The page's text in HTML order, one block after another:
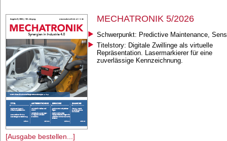
[Ausgabe bestellen...]
MECHATRONIK 5/2026
Schwerpunkt: Predictive Maintenance,
Titelstory: Digitale Zwillinge als virtuelle
Repräsentation. Lasermarkierer für eine
zuverlässige Kennzeichnung.